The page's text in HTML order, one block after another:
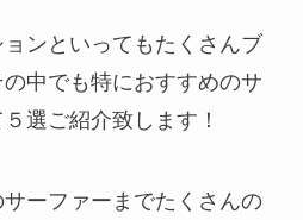
ンといってもたくさんブ
中でも特におすすめのサ
選ご紹介致します！
ーファーまでたくさんの